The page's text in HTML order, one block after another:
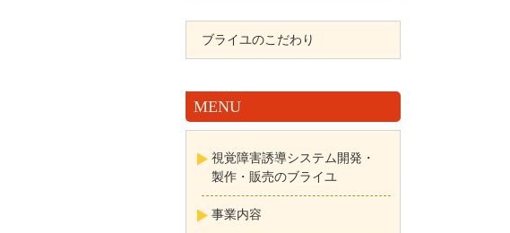
ブライユのこだわり
MENU
視覚障害誘導システム開発・
製作・販売のブライユ
事業内容